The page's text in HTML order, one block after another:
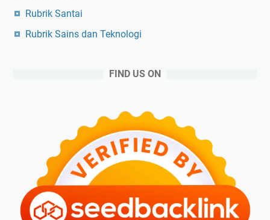
Rubrik Santai
Rubrik Sains dan Teknologi
FIND US ON